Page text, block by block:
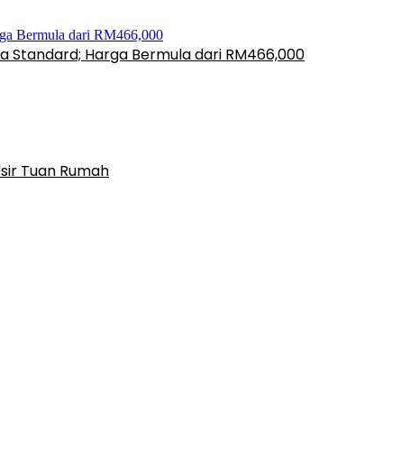
Standard; Harga Bermula dari RM466,000
Tuan Rumah